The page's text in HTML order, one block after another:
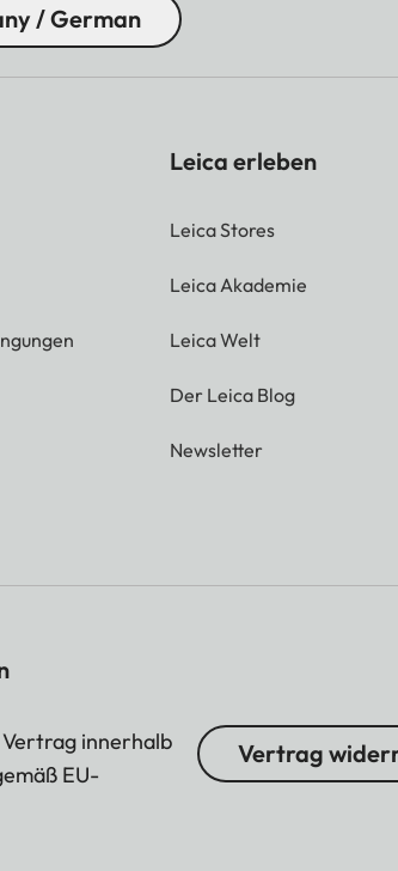
/ German
Leica erleben
Leica Stores
Leica Akademie
Leica Welt
Der Leica Blog
Newsletter
innerhalb
EU-
Vertrag